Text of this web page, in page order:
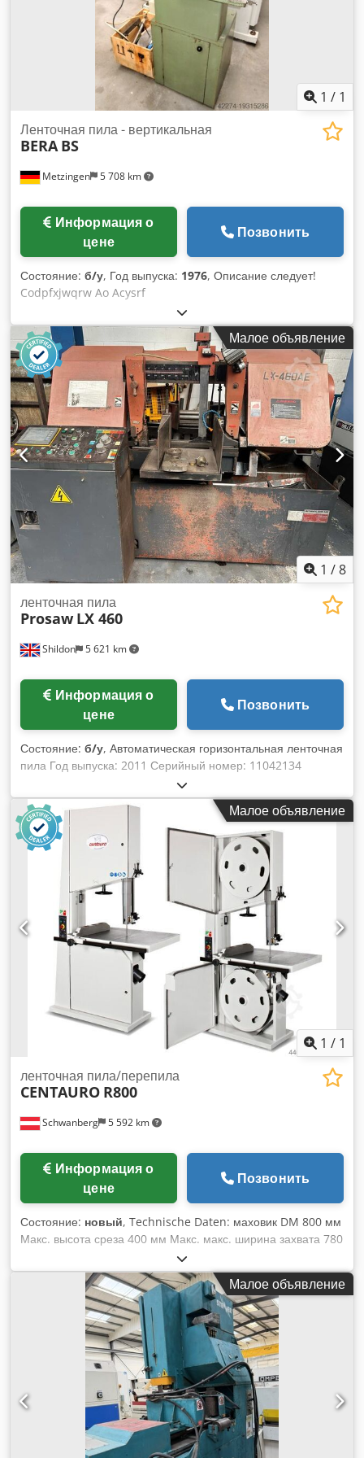
1 / 1
Metzingen 5 708 km
Ленточная пила - вертикальная
BERA BS
цене
Позвонить
Состояние: б/у, Год выпуска: 1976, Описание следует!
Codpfxjwqrw Ao Acysrf
Малое объявление
1 /8
Shildon 5 621 km
ленточная пила
Prosaw LX 460
цене
Позвонить
Состояние: б/у, Автоматическая горизонтальная ленточная
пила Год выпуска: 2011 Серийный номер: 11042134
Модель: LX – 460AE Размер полотна: 4770 мм x 41 мм x 1,3
мм Crsdpfjydv Rrox Acysf Гидравлическая Диапазон резки:
460 мм x 430 мм
Малое объявление
1 / 1
Schwanberg 5 592 km
ленточная пила/перепила
CENTAURO R800
цене
Позвонить
Состояние: новый, Technische Daten: маховик DM 800 мм
Макс. высота среза 400 мм Макс. макс. ширина захвата 780
мм размеры табуретки 580 х 810 мм мягкий стол 15 Град
Макс. размер пильного полотна 80 x 0,8 мм длина пильного
полотна 5380 - 5530 мм двигатель 11,0 кВт, 400 В, 50 Гц
всасывание 2 x 100 мм скорость маховика 680 Е/мин
всасывание DM 1 x DM 100 мм и 2 x DM 120 мм сжатый
воздух 6 - 8 бар вес машины: ок. 850 кг Размеры станка Д x
Ш X В 1550 x 950 x 2500 мм сварная стальная конструкция,
полностью закрытая пневматический тормоз стол из чугуна
верхняя и нижняя направляющие пильного полотна
звёздчатый треугольный переключатель аварийная кнопка
телескопическая защита/ направляющая пильного полотна
рабочий стол до 20 градусов. устройство охлаждения/
Малое объявление